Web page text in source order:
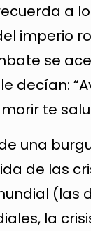
a
imperio
se
decían:
te
una
de las
(las
la